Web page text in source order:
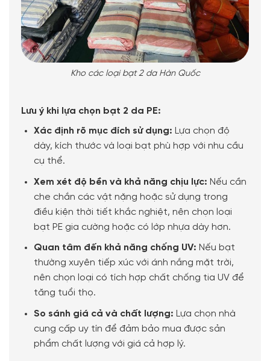
Kho các loại bạt 2 da Hàn Quốc
Lưu ý khi lựa chọn bạt 2 da PE:
Xác định rõ mục đích sử dụng: Lựa chọn độ
dày, kích thước và loại bạt phù hợp với nhu cầu
cụ thể.
Xem xét độ bền và khả năng chịu lực: Nếu cần
che chắn các vật nặng hoặc sử dụng trong
điều kiện thời tiết khắc nghiệt, nên chọn loại
bạt PE gia cường hoặc có lớp nhựa dày hơn.
Quan tâm đến khả năng chống UV: Nếu bạt
thường xuyên tiếp xúc với ánh nắng mặt trời,
nên chọn loại có tích hợp chất chống tia UV để
tăng tuổi thọ.
So sánh giá cả và chất lượng: Lựa chọn nhà
cung cấp uy tín để đảm bảo mua được sản
phẩm chất lượng với giá cả hợp lý.